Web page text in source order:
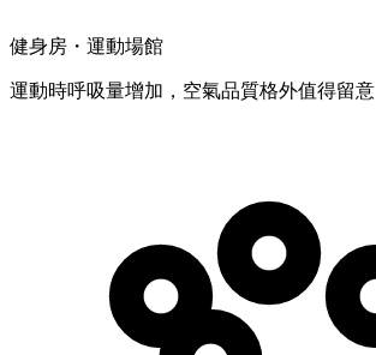
健身房・運動場館
運動時呼吸量增加，空氣品質格外值得留意